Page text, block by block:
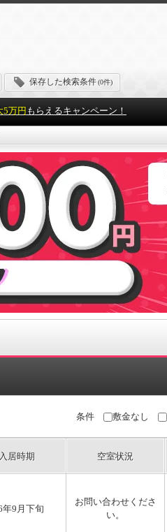
保存した検索条件(0件)
5万円 もらえるキャンペーン！
条件 敷金なし
入居時期 空室状況
年9月下旬
お問い合わせくださ
い。